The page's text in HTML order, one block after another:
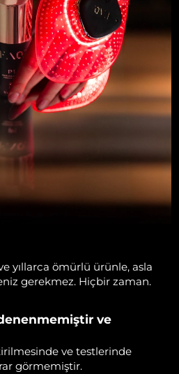
yıllarca ömürlü ürünle, asla
gerekmez. Hiçbir zaman.
ve
ve testlerinde
görmemiştir.